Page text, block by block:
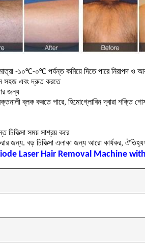
-১০°C-০°C পর্যন্ত কমিয়ে দিতে পারে নিরাপদ ও
সহজ এবং দ্রুত করতে
জন্য
ব্লক করতে পারে, হিমোগ্লোবিন দ্বারা শক্তি
চিকিত্সা সময় সাশ্রয় করে
করার জন্য. বড় চিকিত্সা এলাকা জন্য আরো কার্যকর,
Laser Hair Removal Machine